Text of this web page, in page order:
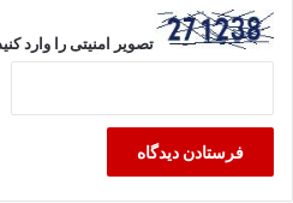
تصویر امنیتی را وارد